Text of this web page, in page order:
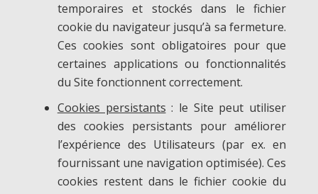
temporaires et stockés dans le fichier
cookie du navigateur jusqu’à sa fermeture.
Ces cookies sont obligatoires pour que
certaines applications ou fonctionnalités
du Site fonctionnent correctement.
Cookies persistants : le Site peut utiliser
des cookies persistants pour améliorer
l’expérience des Utilisateurs (par ex. en
fournissant une navigation optimisée). Ces
cookies restent dans le fichier cookie du